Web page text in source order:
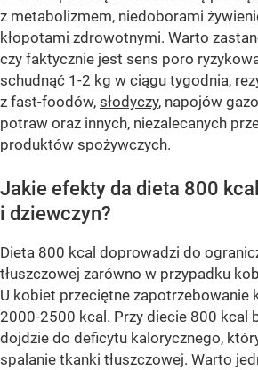
z metabolizmem, niedoborami
kłopotami zdrowotnymi. Warto
czy faktycznie jest sens poro
schudnąć 1-2 kg w ciągu tygodnia,
z fast-foodów, słodyczy, napojów
potraw oraz innych, niezalecanych
produktów spożywczych.
Jakie efekty da dieta 800
i dziewczyn?
Dieta 800 kcal doprowadzi do
tłuszczowej zarówno w przypadku
U kobiet przeciętne zapotrzebowanie
2000-2500 kcal. Przy diecie 800 kcal
dojdzie do deficytu kalorycznego,
spalanie tkanki tłuszczowej. Warto